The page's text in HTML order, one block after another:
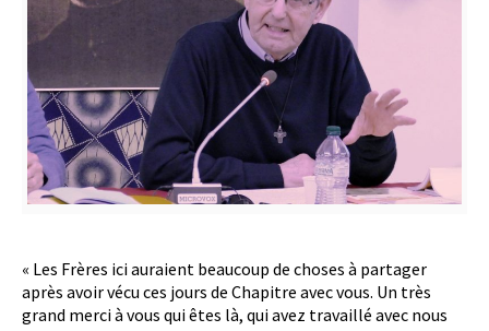
« Les Frères ici auraient beaucoup de choses à partager
après avoir vécu ces jours de Chapitre avec vous. Un très
grand merci à vous qui êtes là, qui avez travaillé avec nous